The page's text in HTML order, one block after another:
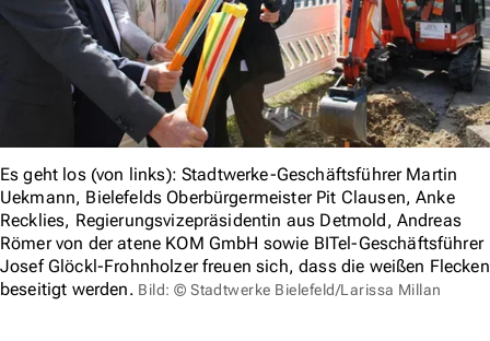
Es geht los (von links): Stadtwerke-Geschäftsführer Martin
Uekmann, Bielefelds Oberbürgermeister Pit Clausen, Anke
Recklies, Regierungsvizepräsidentin aus Detmold, Andreas
Römer von der atene KOM GmbH sowie BITel-Geschäftsführer
Josef Glöckl-Frohnholzer freuen sich, dass die weißen Flecken
beseitigt werden. Bild: © Stadtwerke Bielefeld/Larissa Millan